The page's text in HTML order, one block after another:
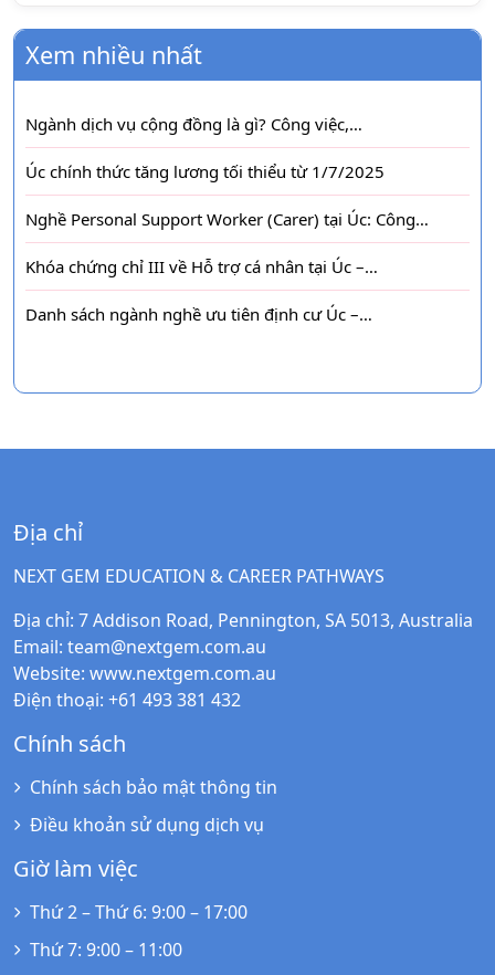
Xem nhiều nhất
Ngành dịch vụ cộng đồng là gì? Công việc,…
Úc chính thức tăng lương tối thiểu từ 1/7/2025
Nghề Personal Support Worker (Carer) tại Úc: Công…
Khóa chứng chỉ III về Hỗ trợ cá nhân tại Úc –…
Danh sách ngành nghề ưu tiên định cư Úc –…
Địa chỉ
NEXT GEM EDUCATION & CAREER PATHWAYS
Địa chỉ: 7 Addison Road, Pennington, SA 5013, Australia
Email: team@nextgem.com.au
Website: www.nextgem.com.au
Điện thoại: +61 493 381 432
Chính sách
Chính sách bảo mật thông tin
Điều khoản sử dụng dịch vụ
Giờ làm việc
Thứ 2 – Thứ 6: 9:00 – 17:00
Thứ 7: 9:00 – 11:00